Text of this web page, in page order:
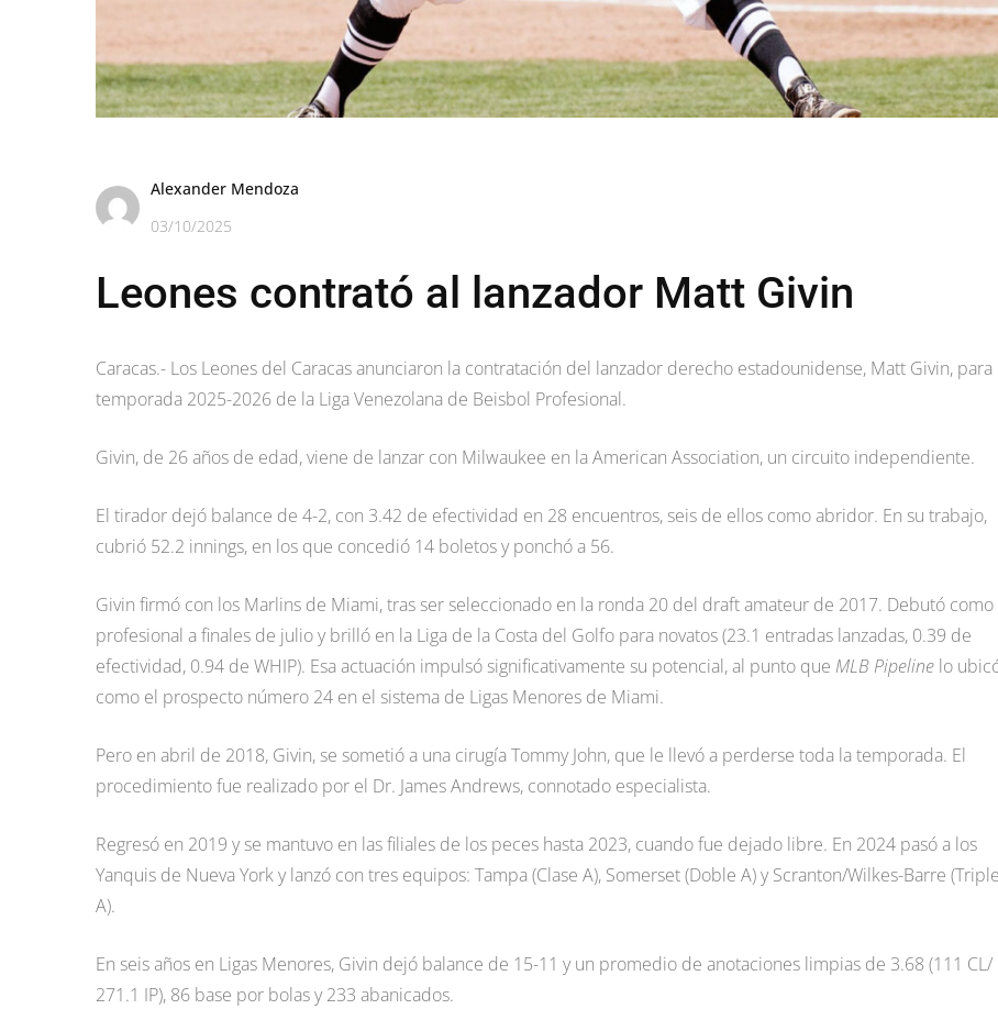
Alexander Mendoza
03/10/2025
Leones contrató al lanzador Matt Givin
Caracas.- Los Leones del Caracas anunciaron la contratación del lanzador derecho estadounidense, Matt Givin, para
temporada 2025-2026 de la Liga Venezolana de Beisbol Profesional.
Givin, de 26 años de edad, viene de lanzar con Milwaukee en la American Association, un circuito independiente.
El tirador dejó balance de 4-2, con 3.42 de efectividad en 28 encuentros, seis de ellos como abridor. En su trabajo,
cubrió 52.2 innings, en los que concedió 14 boletos y ponchó a 56.
Givin firmó con los Marlins de Miami, tras ser seleccionado en la ronda 20 del draft amateur de 2017. Debutó como
profesional a finales de julio y brilló en la Liga de la Costa del Golfo para novatos (23.1 entradas lanzadas, 0.39 de
efectividad, 0.94 de WHIP). Esa actuación impulsó significativamente su potencial, al punto que MLB Pipeline lo
como el prospecto número 24 en el sistema de Ligas Menores de Miami.
Pero en abril de 2018, Givin, se sometió a una cirugía Tommy John, que le llevó a perderse toda la temporada. El
procedimiento fue realizado por el Dr. James Andrews, connotado especialista.
Regresó en 2019 y se mantuvo en las filiales de los peces hasta 2023, cuando fue dejado libre. En 2024 pasó a los
Yanquis de Nueva York y lanzó con tres equipos: Tampa (Clase A), Somerset (Doble A) y Scranton/Wilkes-Barre (Triple
A).
En seis años en Ligas Menores, Givin dejó balance de 15-11 y un promedio de anotaciones limpias de 3.68 (111 CL/
271.1 IP), 86 base por bolas y 233 abanicados.